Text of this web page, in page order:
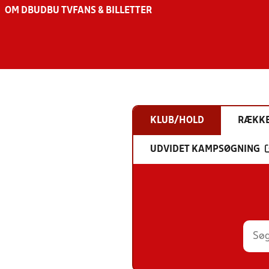
OM DBU DBU TV FANS & BILLETTER
KLUB/HOLD
UDVIDET KAMPSØGNING